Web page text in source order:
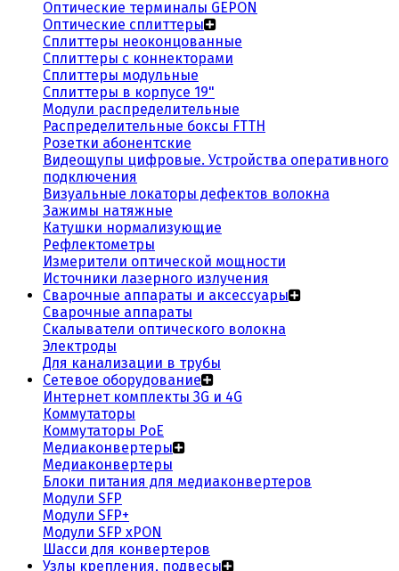
Оптические терминалы GEPON
Оптические сплиттеры
Сплиттеры неоконцованные
Сплиттеры с коннекторами
Сплиттеры модульные
Сплиттеры в корпусе 19"
Модули распределительные
Распределительные боксы FTTH
Розетки абонентские
Видеощупы цифровые. Устройства оперативного
подключения
Визуальные локаторы дефектов волокна
Зажимы натяжные
Катушки нормализующие
Рефлектометры
Измерители оптической мощности
Источники лазерного излучения
Сварочные аппараты и аксессуары
Сварочные аппараты
Скалыватели оптического волокна
Электроды
Для канализации в трубы
Сетевое оборудование
Интернет комплекты 3G и 4G
Коммутаторы
Коммутаторы PoE
Медиаконвертеры
Медиаконвертеры
Блоки питания для медиаконвертеров
Модули SFP
Модули SFP+
Модули SFP xPON
Шасси для конвертеров
Узлы крепления, подвесы